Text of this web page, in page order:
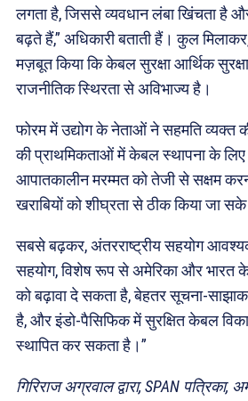
लगता है, जिससे व्यवधान लंबा खिंचता है
बढ़ते हैं,” अधिकारी बताती हैं। कुल
मज़बूत किया कि केबल सुरक्षा आर्थिक
राजनीतिक स्थिरता से अविभाज्य है।
फोरम में उद्योग के नेताओं ने सहमति व्यक्त
की प्राथमिकताओं में केबल स्थापना के
आपातकालीन मरम्मत को तेजी से सक्षम
खराबियों को शीघ्रता से ठीक किया जा
सबसे बढ़कर, अंतरराष्ट्रीय सहयोग
सहयोग, विशेष रूप से अमेरिका और भारत के
को बढ़ावा दे सकता है, बेहतर सूचना-
है, और इंडो-पैसिफिक में सुरक्षित केबल
स्थापित कर सकता है।”
गिरिराज अग्रवाल द्वारा, SPAN पत्रिका,